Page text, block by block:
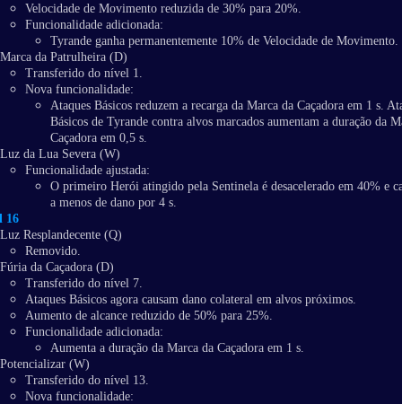
Velocidade de Movimento reduzida de 30% para 20%.
Funcionalidade adicionada:
Tyrande ganha permanentemente 10% de Velocidade de Movimento.
Marca da Patrulheira (D)
Transferido do nível 1.
Nova funcionalidade:
Ataques Básicos reduzem a recarga da Marca da Caçadora em 1 s.
Básicos de Tyrande contra alvos marcados aumentam a duração da
Caçadora em 0,5 s.
Luz da Lua Severa (W)
Funcionalidade ajustada:
O primeiro Herói atingido pela Sentinela é desacelerado em 40% e
a menos de dano por 4 s.
16
Luz Resplandecente (Q)
Removido.
Fúria da Caçadora (D)
Transferido do nível 7.
Ataques Básicos agora causam dano colateral em alvos próximos.
Aumento de alcance reduzido de 50% para 25%.
Funcionalidade adicionada:
Aumenta a duração da Marca da Caçadora em 1 s.
Potencializar (W)
Transferido do nível 13.
Nova funcionalidade: